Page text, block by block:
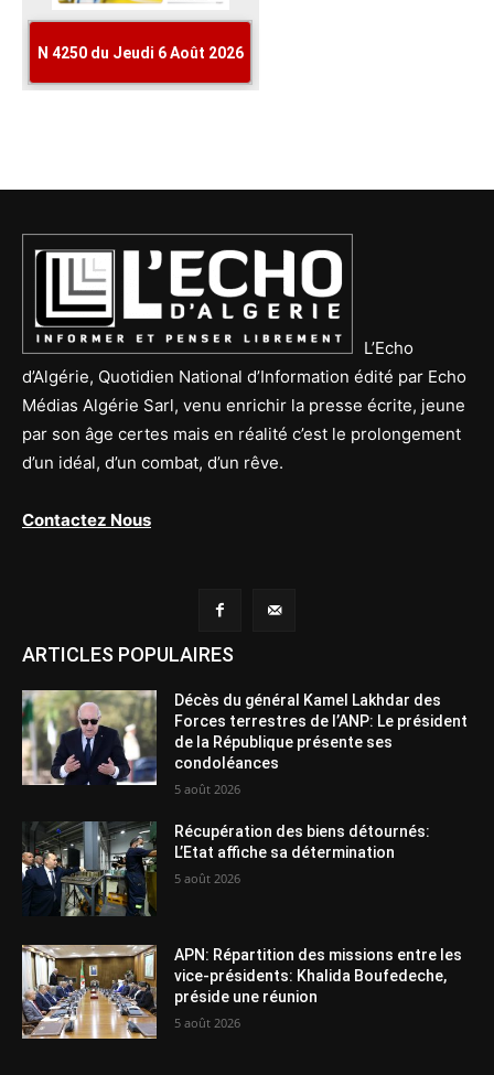
L’Echo
d’Algérie, Quotidien National d’Information édité par Echo
Médias Algérie Sarl, venu enrichir la presse écrite, jeune
par son âge certes mais en réalité c’est le prolongement
d’un idéal, d’un combat, d’un rêve.
Contactez Nous
ARTICLES POPULAIRES
Décès du général Kamel Lakhdar des
Forces terrestres de l’ANP: Le président
de la République présente ses
condoléances
5 août 2026
Récupération des biens détournés:
L’Etat affiche sa détermination
5 août 2026
APN: Répartition des missions entre les
vice-présidents: Khalida Boufedeche,
préside une réunion
5 août 2026